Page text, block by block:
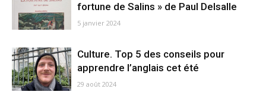
fortune de Salins » de Paul Delsalle
5 janvier 2024
Culture. Top 5 des conseils pour
apprendre l’anglais cet été
29 août 2024